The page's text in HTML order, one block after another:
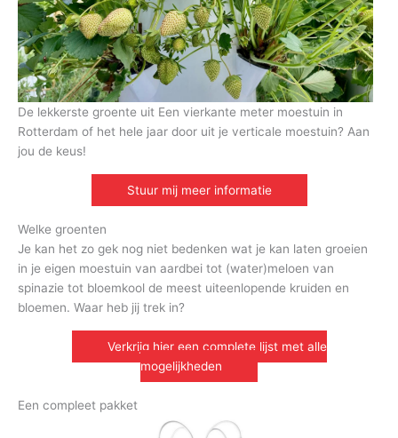
De lekkerste groente uit Een vierkante meter moestuin in
Rotterdam of het hele jaar door uit je verticale moestuin? Aan
jou de keus!
Stuur mij meer informatie
Welke groenten
Je kan het zo gek nog niet bedenken wat je kan laten groeien
in je eigen moestuin van aardbei tot (water)meloen van
spinazie tot bloemkool de meest uiteenlopende kruiden en
bloemen. Waar heb jij trek in?
Verkrijg hier een complete lijst met alle
mogelijkheden
Een compleet pakket